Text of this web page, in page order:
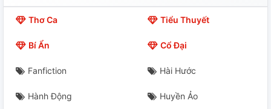
Nhật Ký Ra Đời Của Bé 50 Won (p14)
Thơ Ca Tiểu Thuyết
Bí Ẩn Cổ Đại
Fanfiction Hài Hước
Hành Động Huyền Ảo